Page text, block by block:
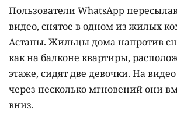
Пользователи WhatsApp
видео, снятое в одном из жилых
Астаны. Жильцы дома напротив
как на балконе квартиры,
этаже, сидят две девочки. На
через несколько мгновений они
вниз.